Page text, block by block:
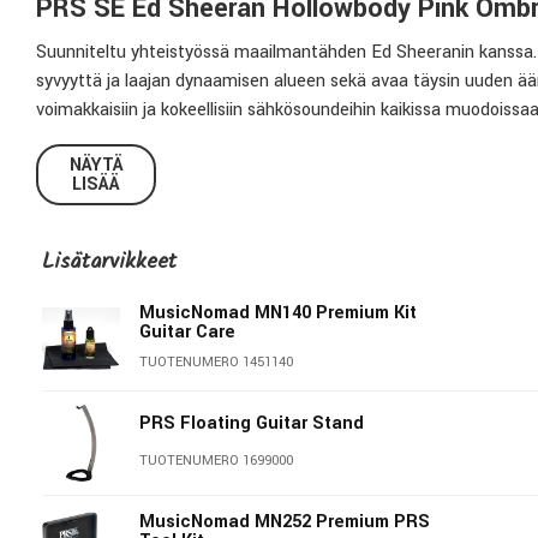
PRS SE Ed Sheeran Hollowbody Pink
Suunniteltu yhteistyössä maailmantähden Ed Sheeranin
syvyyttä ja laajan dynaamisen alueen sekä avaa täysin uuden
voimakkaisiin ja kokeellisiin sähkösoundeihin kaikissa
Vaahterakansi ja mahonkinen pohja yhdistyvät ontossa
tarjoaa samalla hyvän hallinnan mahdolliseen kiertoon live-
joissa myös takaosa on kaareva, tässä on niin sanottu
PRS 85/15 “S” -mikrofonien ja PRS/LR Baggs -
äänivalikoiman. Voit yhdistää piezon akustisen luonteen
kitara tuottaa rikkaan ja artikuloidun soundin kaikissa tilanteissa.
Flatback hollowbody -runko centerblockilla
Liimattu vaahterakaula, mahonkinen otelauta
NÄYTÄ
LISÄÄ
Lisätarvikkeet
MusicNomad MN140 Premium Kit
Guitar Care
TUOTENUMERO 1451140
PRS Floating Guitar Stand
TUOTENUMERO 1699000
MusicNomad MN252 Premium PRS